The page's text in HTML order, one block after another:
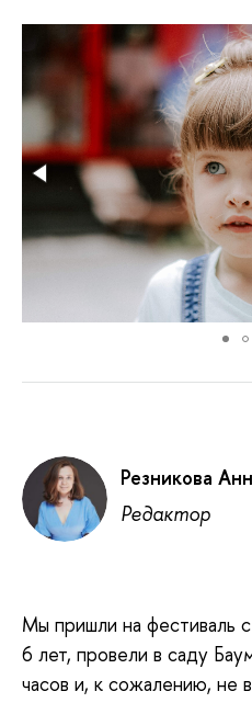
Резникова
Редактор
Мы пришли на фестиваль
6 лет, провели в саду
часов и, к сожалению, не